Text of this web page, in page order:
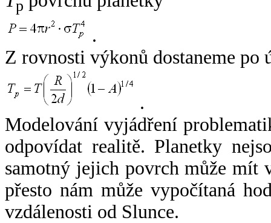
p
.
Z rovnosti výkonů dostaneme po
.
Modelování vyjádření
odpovídat realitě. Planetky
samotný jejich povrch může mít
přesto nám může vypočítaná
vzdálenosti od Slunce.